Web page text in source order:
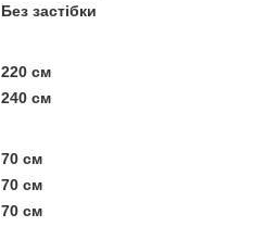
Без застібки
220 см
240 см
70 см
70 см
70 см